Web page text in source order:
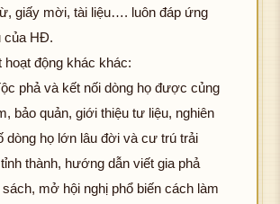
giấy mời, tài liệu…. luôn đáp ứng
của HĐ.
hoạt động khác khác:
phả và kết nối dòng họ được củng
bảo quản, giới thiệu tư liệu, nghiên
dòng họ lớn lâu đời và cư trú trải
thành, hướng dẫn viết gia phả
sách, mở hội nghị phổ biến cách làm